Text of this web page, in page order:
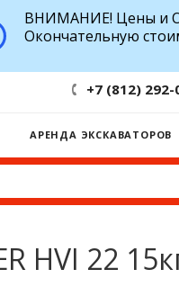
ВНИМАНИЕ! Цены и
Окончательную
+7 (812) 292-
АРЕНДА ЭКСКАВАТОРОВ
HVI 22